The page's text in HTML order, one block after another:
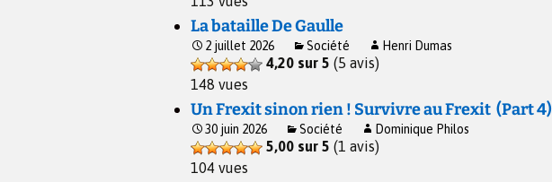
La bataille De Gaulle
2 juillet 2026 Société Henri Dumas
4,20 sur 5 (5 avis)
148 vues
Un Frexit sinon rien ! Survivre au Frexit (Part 4)
30 juin 2026 Société Dominique Philos
5,00 sur 5 (1 avis)
104 vues